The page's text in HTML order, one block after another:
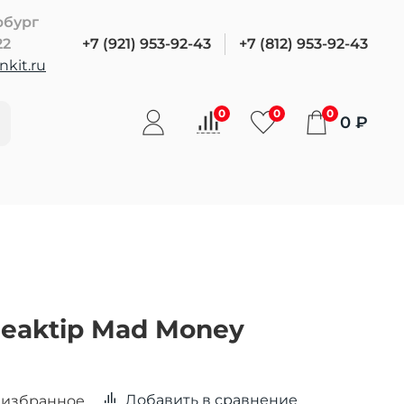
+7 (921) 953-92-43 +7 (812) 953-92-43
0 0 0 0 ₽
Mad Money
Добавить в сравнение